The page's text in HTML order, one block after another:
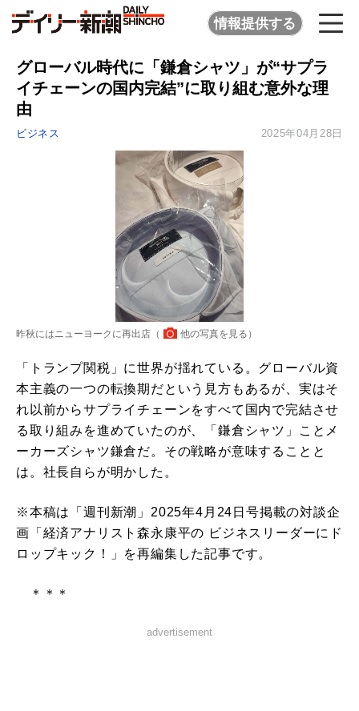
情報提供する
グローバル時代に「鎌倉シャツ」が“サプラ
イチェーンの国内完結”に取り組む意外な理
由
ビジネス 2025年04月28日
昨秋にはニューヨークに再出店（ 他の写真を見る ）
「トランプ関税」に世界が揺れている。グローバル資
本主義の一つの転換期だという見方もあるが、実はそ
れ以前からサプライチェーンをすべて国内で完結させ
る取り組みを進めていたのが、「鎌倉シャツ」ことメ
ーカーズシャツ鎌倉だ。その戦略が意味することと
は。社長自らが明かした。
※本稿は「週刊新潮」2025年4月24日号掲載の対談企
画「経済アナリスト森永康平の ビジネスリーダーにド
ロップキック！」を再編集した記事です。
＊＊＊
advertisement